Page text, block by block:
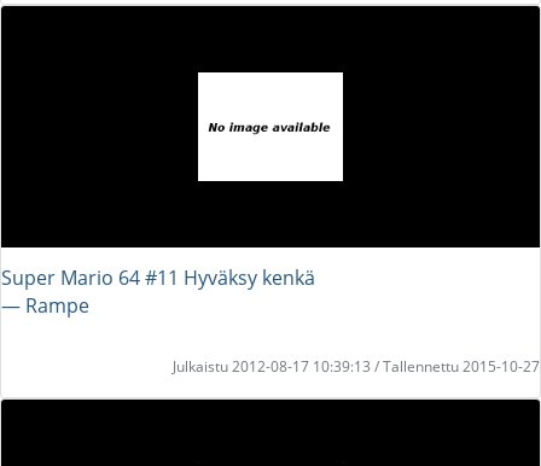
Super Mario 64 #11 Hyväksy kenkä
― Rampe
Julkaistu 2012-08-17 10:39:13 / Tallennettu 2015-10-27